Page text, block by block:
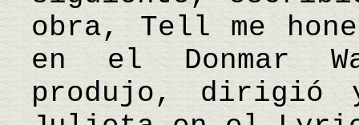
obra, Tell me
en el Donmar
produjo, dirigió y